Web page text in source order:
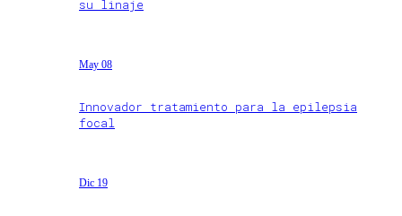
su linaje
May 08
Innovador tratamiento para la epilepsia
focal
Dic 19